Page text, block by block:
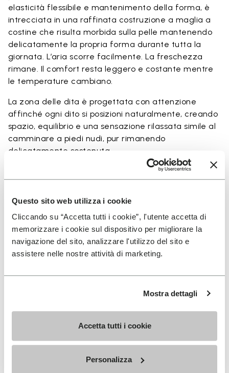
Questo sito web utilizza i cookie
Cliccando su “Accetta tutti i cookie”, l'utente accetta di
memorizzare i cookie sul dispositivo per migliorare la
navigazione del sito, analizzare l'utilizzo del sito e
assistere nelle nostre attività di marketing.
Mostra dettagli
Accetta tutti i cookie
Personalizza
elasticità flessibile e mantenimento della forma, è
intrecciata in una raffinata costruzione a maglia a
costine che risulta morbida sulla pelle mantenendo
delicatamente la propria forma durante tutta la
giornata. L’aria scorre facilmente. La freschezza
rimane. Il comfort resta leggero e costante mentre
le temperature cambiano.
La zona delle dita è progettata con attenzione
affinché ogni dito si posizioni naturalmente, creando
spazio, equilibrio e una sensazione rilassata simile al
camminare a piedi nudi, pur rimanendo
delicatamente sostenuta.
La gamma colori si integra perfettamente con la
palette stagionale delle calzature Vibram
abbinamento naturale e completo.
Disponibile in tre altezze per adattarsi al tuo ritmo
quotidiano.
Altezze dal bordo superiore al tallone: 25 CM
ISCRIVITI PER NON PERDERE LE NOSTRE ULTIME